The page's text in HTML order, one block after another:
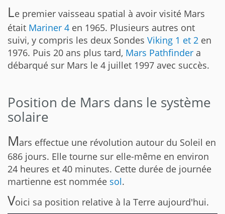
Le premier vaisseau spatial à avoir visité Mars
était Mariner 4 en 1965. Plusieurs autres ont
suivi, y compris les deux Sondes Viking 1 et 2 en
1976. Puis 20 ans plus tard, Mars Pathfinder a
débarqué sur Mars le 4 juillet 1997 avec succès.
Position de Mars dans le système
solaire
Mars effectue une révolution autour du Soleil en
686 jours. Elle tourne sur elle-même en environ
24 heures et 40 minutes. Cette durée de journée
martienne est nommée sol.
Voici sa position relative à la Terre aujourd'hui.